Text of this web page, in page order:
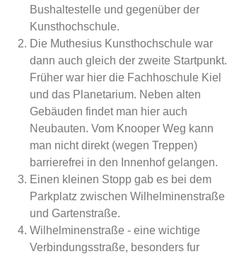
Bushaltestelle und gegenüber der
Kunsthochschule.
Die Muthesius Kunsthochschule war
dann auch gleich der zweite Startpunkt.
Früher war hier die Fachhoschule Kiel
und das Planetarium. Neben alten
Gebäuden findet man hier auch
Neubauten. Vom Knooper Weg kann
man nicht direkt (wegen Treppen)
barrierefrei in den Innenhof gelangen.
Einen kleinen Stopp gab es bei dem
Parkplatz zwischen Wilhelminenstraße
und Gartenstraße.
Wilhelminenstraße - eine wichtige
Verbindungsstraße, besonders fur